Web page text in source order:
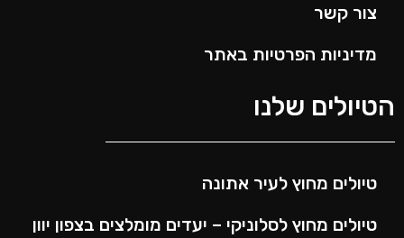
צור קשר
מדיניות הפרטיות באתר
הטיולים שלנו
טיולים מחוץ לעיר אתונה
טיולים מחוץ לסלוניקי – יעדים מומלצים בצפון יוון